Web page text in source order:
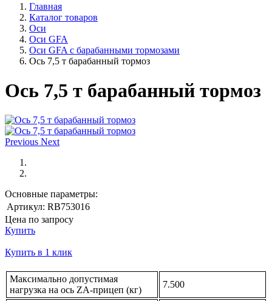
Главная
Каталог товаров
Оси
Оси GFA
Оси GFA с барабанными тормозами
Ось 7,5 т барабанный тормоз
Ось 7,5 т барабанный тормоз
Previous Next
Основные параметры:
Артикул: RB753016
Цена по запросу
Купить
Купить в 1 клик
Максимально допустимая
нагрузка на ось ZA-прицеп (кг)
7.500